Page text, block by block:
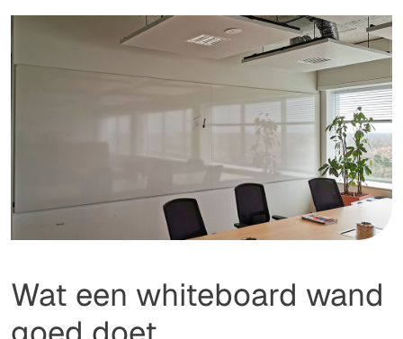
Wat een whiteboard wand